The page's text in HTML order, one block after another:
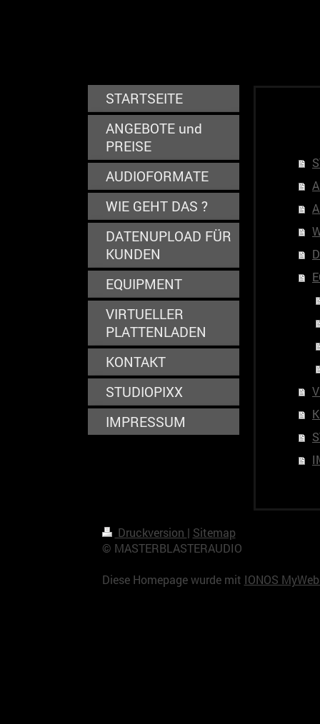
STARTSEITE
ANGEBOTE und
PREISE
AUDIOFORMATE
WIE GEHT DAS ?
DATENUPLOAD FÜR
KUNDEN
EQUIPMENT
VIRTUELLER
PLATTENLADEN
KONTAKT
STUDIOPIXX
IMPRESSUM
Druckversion | Sitemap
© MASTERBLASTERAUDIO
Diese Homepage wurde mit IONOS